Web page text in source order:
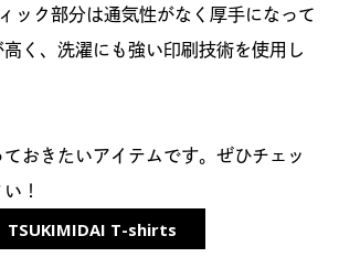
ック部分は通気性がなく厚手になって
く、洗濯にも強い印刷技術を使用し
おきたいアイテムです。ぜひチェッ
！
TSUKIMIDAI T-shirts